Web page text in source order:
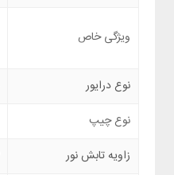
ویژگی خاص
نوع درایور
نوع چیپ
زاویه تابش نور